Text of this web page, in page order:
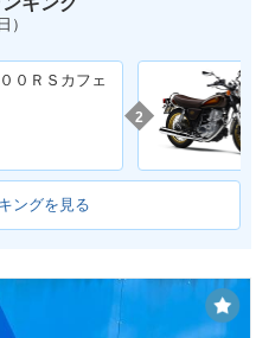
）
０ＲＳカフェ
2
ングを見る